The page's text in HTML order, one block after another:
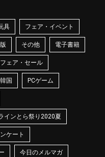
具 フェア・イベント
その他 電子書籍
ェア・セール
国 PCゲーム
インとら祭り2020夏
ケート
今日のメルマガ